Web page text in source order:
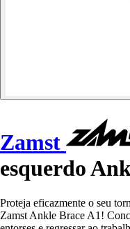
Zamst
esquerdo
Proteja eficazmente o seu
Zamst Ankle Brace A1!